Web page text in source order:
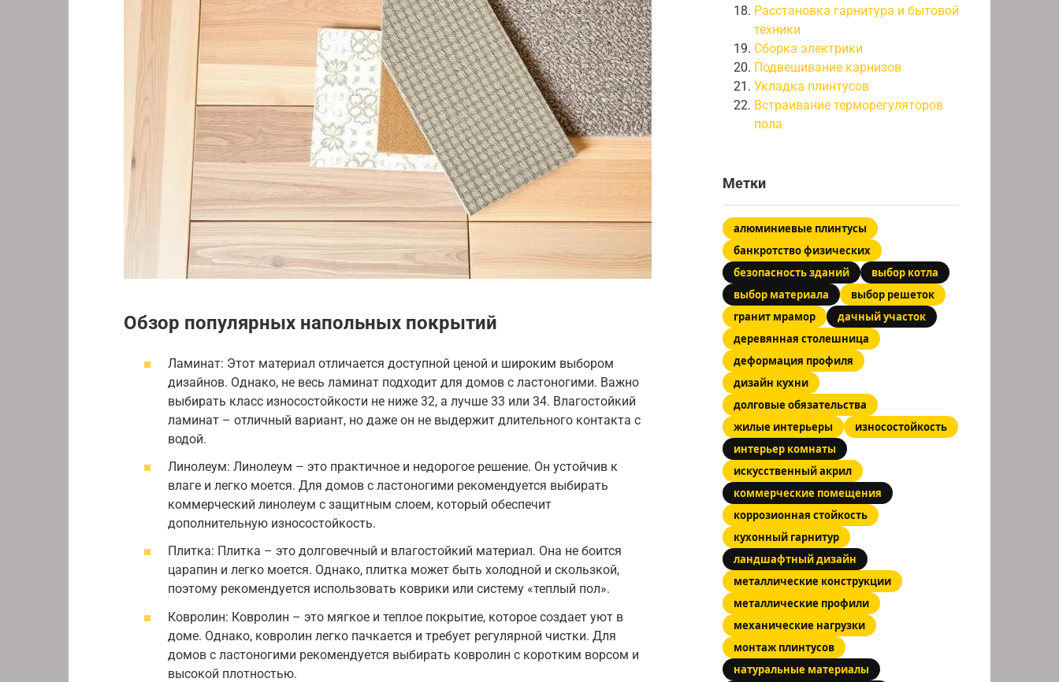
Обзор популярных напольных покрытий
Ламинат: Этот материал отличается доступной ценой и широким выбором
дизайнов. Однако, не весь ламинат подходит для домов с ластоногими. Важно
выбирать класс износостойкости не ниже 32, а лучше 33 или 34. Влагостойкий
ламинат – отличный вариант, но даже он не выдержит длительного контакта с
водой.
Линолеум: Линолеум – это практичное и недорогое решение. Он устойчив к
влаге и легко моется. Для домов с ластоногими рекомендуется выбирать
коммерческий линолеум с защитным слоем, который обеспечит
дополнительную износостойкость.
Плитка: Плитка – это долговечный и влагостойкий материал. Она не боится
царапин и легко моется. Однако, плитка может быть холодной и скользкой,
поэтому рекомендуется использовать коврики или систему «теплый пол».
Ковролин: Ковролин – это мягкое и теплое покрытие, которое создает уют в
доме. Однако, ковролин легко пачкается и требует регулярной чистки. Для
домов с ластоногими рекомендуется выбирать ковролин с коротким ворсом и
высокой плотностью.
Расстановка гарнитура и бытовой
техники
Сборка электрики
Подвешивание карнизов
Укладка плинтусов
Встраивание терморегуляторов
пола
Метки
алюминиевые плинтусы
банкротство физических
безопасность зданий
выбор котла
выбор материала
выбор решеток
гранит мрамор
дачный участок
деревянная столешница
деформация профиля
дизайн кухни
долговые обязательства
жилые интерьеры
износостойкость
интерьер комнаты
искусственный акрил
коммерческие помещения
коррозионная стойкость
кухонный гарнитур
ландшафтный дизайн
металлические конструкции
металлические профили
механические нагрузки
монтаж плинтусов
натуральные материалы